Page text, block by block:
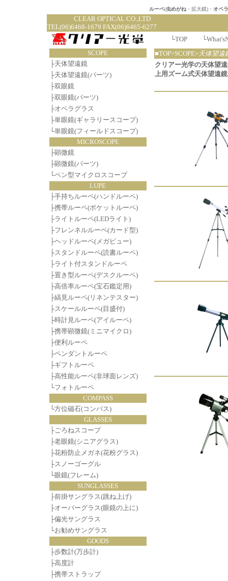
ルーペ(虫めがね ・拡大鏡)・ オペ
CLEAR
TEL(06)6468-1679 FAX(06)6465-6277
└TOP └
SCOPE
├天体望遠鏡
├天体望遠鏡(パーツ)
├双眼鏡
├双眼鏡(パーツ)
├オペラグラス
├単眼鏡(ギャラリースコープ)
└単眼鏡(フィールドスコープ)
MICROSCOPE
├顕微鏡
├顕微鏡(パーツ)
└ペン型マイクロスコープ
LUPE
├手持ちルーペ(ハンドルーペ)
├携帯ルーペ(ポケットルーペ)
├ライトルーペ(LEDライト)
├フレンネルルーペ(カード型)
├ヘッドルーペ(メガビュー)
├スタンドルーペ(読書ルーペ)
├ライト付スタンドルーペ
├置き型ルーペ(デスクルーペ)
├高倍率ルーペ(宝石鑑定用)
├縞見ルーペ(リネンテスター)
├スケールルーペ(目盛付)
├時計見ルーペ(アイルーペ)
├携帯顕微鏡(ミニマイクロ)
├便利ルーペ
├ペンダントルーペ
├ギフトルーペ
├高性能ルーペ(非球面レンズ)
└フォトルーペ
COMPASS
└方位磁石(コンパス)
GLASSES
├ごろねスコープ
├老眼鏡(シニアグラス)
├花粉防止メガネ(花粉グラス)
├スノーゴーグル
└眼鏡(フレーム)
SUNGLASSES
├前掛サングラス(跳ね上げ)
├オーバーグラス(眼鏡の上に)
├偏光サングラス
└お勧めサングラス
GOODS
├歩数計(万歩計)
├高度計
├携帯ストラップ
■TOP>SCOPE>天体望遠
クリアー光学の天体望
上用ズーム式天体望遠